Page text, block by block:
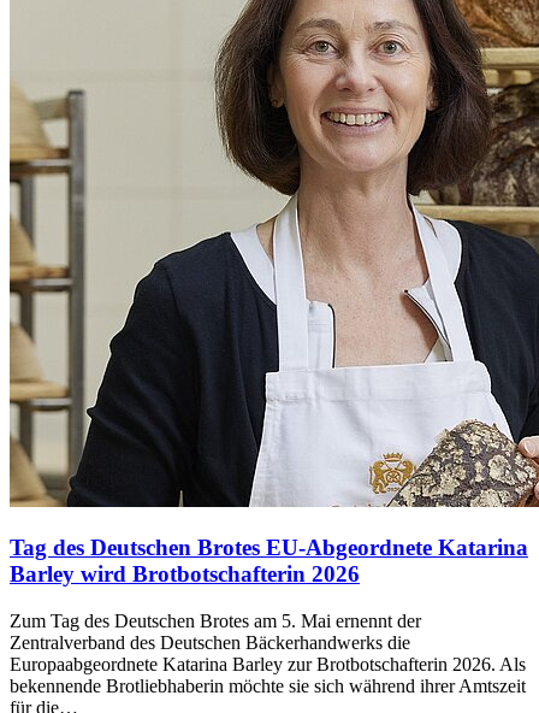
Tag des Deutschen Brotes EU-Abgeordnete Katarina
Barley wird Brotbotschafterin 2026
Zum Tag des Deutschen Brotes am 5. Mai ernennt der
Zentralverband des Deutschen Bäckerhandwerks die
Europaabgeordnete Katarina Barley zur Brotbotschafterin 2026. Als
bekennende Brotliebhaberin möchte sie sich während ihrer Amtszeit
für die…